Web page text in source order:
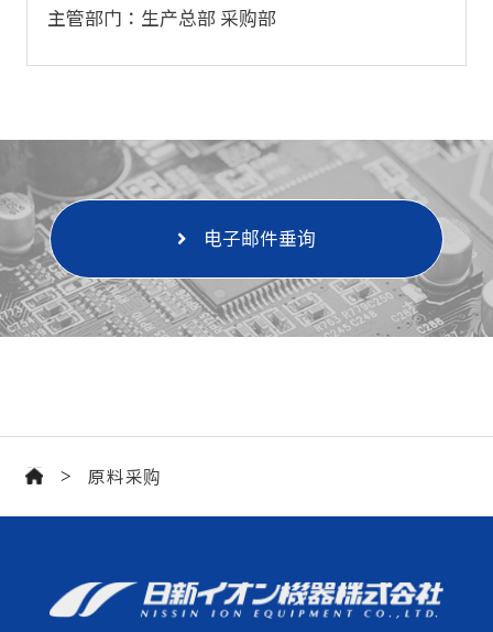
主管部门：生产总部 采购部
电子邮件垂询
> 原料采购